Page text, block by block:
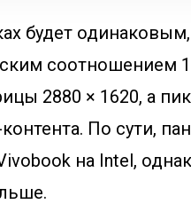
будет
соотношением
2880 × 1620, а
По сути,
на Intel,